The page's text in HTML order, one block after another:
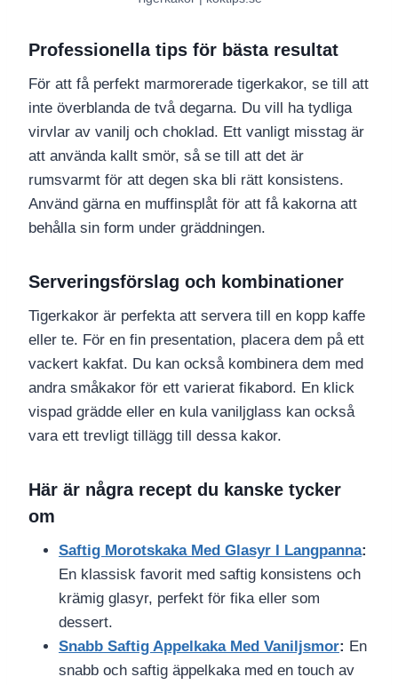
Professionella tips för bästa resultat
För att få perfekt marmorerade tigerkakor, se till att
inte överblanda de två degarna. Du vill ha tydliga
virvlar av vanilj och choklad. Ett vanligt misstag är
att använda kallt smör, så se till att det är
rumsvarmt för att degen ska bli rätt konsistens.
Använd gärna en muffinsplåt för att få kakorna att
behålla sin form under gräddningen.
Serveringsförslag och kombinationer
Tigerkakor är perfekta att servera till en kopp kaffe
eller te. För en fin presentation, placera dem på ett
vackert kakfat. Du kan också kombinera dem med
andra småkakor för ett varierat fikabord. En klick
vispad grädde eller en kula vaniljglass kan också
vara ett trevligt tillägg till dessa kakor.
Här är några recept du kanske tycker
om
Saftig Morotskaka Med Glasyr I Langpanna:
En klassisk favorit med saftig konsistens och
krämig glasyr, perfekt för fika eller som
dessert.
Snabb Saftig Appelkaka Med Vaniljsmor: En
snabb och saftig äppelkaka med en touch av